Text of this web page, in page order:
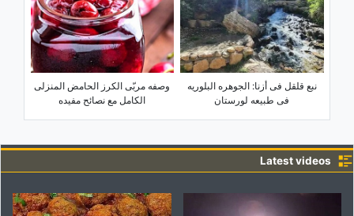
نبع قلقل فی أزنا: الجوهره البلوریه
فی طبیعه لورستان
وصفه مربّى الکرز الحامض المنزلی
الکامل مع نصائح مفیده
Latest videos